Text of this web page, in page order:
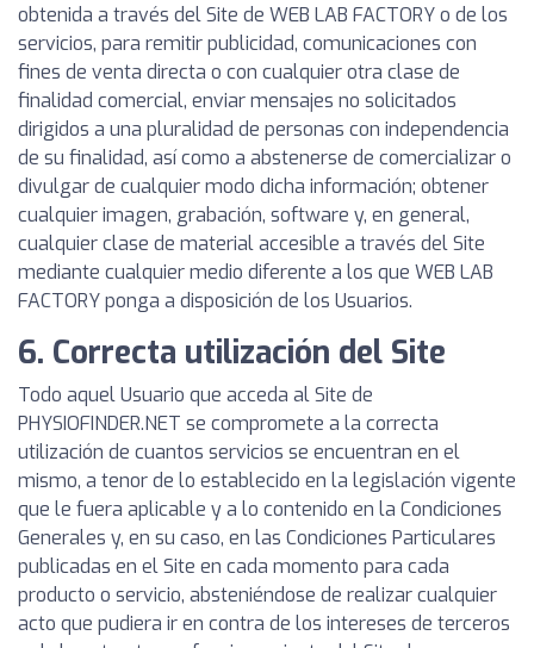
obtenida a través del Site de WEB LAB FACTORY o de los
servicios, para remitir publicidad, comunicaciones con
fines de venta directa o con cualquier otra clase de
finalidad comercial, enviar mensajes no solicitados
dirigidos a una pluralidad de personas con independencia
de su finalidad, así como a abstenerse de comercializar o
divulgar de cualquier modo dicha información; obtener
cualquier imagen, grabación, software y, en general,
cualquier clase de material accesible a través del Site
mediante cualquier medio diferente a los que WEB LAB
FACTORY ponga a disposición de los Usuarios.
6. Correcta utilización del Site
Todo aquel Usuario que acceda al Site de
PHYSIOFINDER.NET se compromete a la correcta
utilización de cuantos servicios se encuentran en el
mismo, a tenor de lo establecido en la legislación vigente
que le fuera aplicable y a lo contenido en la Condiciones
Generales y, en su caso, en las Condiciones Particulares
publicadas en el Site en cada momento para cada
producto o servicio, absteniéndose de realizar cualquier
acto que pudiera ir en contra de los intereses de terceros